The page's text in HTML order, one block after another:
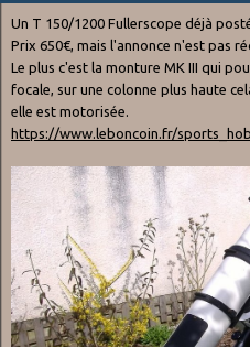
Un T 150/1200 Fullerscope déjà
Prix 650€, mais l'annonce n'est pas
Le plus c'est la monture MK III qui
focale, sur une colonne plus haute
elle est motorisée.
https://www.leboncoin.fr/